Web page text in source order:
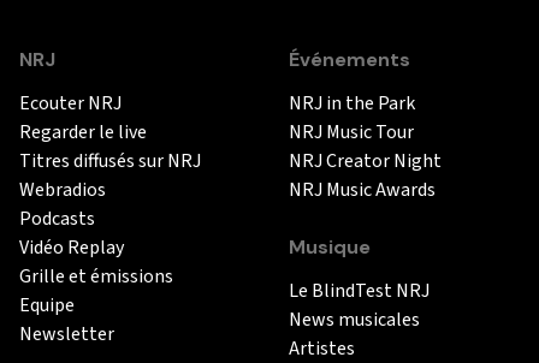
NRJ
Ecouter NRJ
Regarder le live
Titres diffusés sur NRJ
Webradios
Podcasts
Vidéo Replay
Grille et émissions
Equipe
Newsletter
Événements
NRJ in the Park
NRJ Music Tour
NRJ Creator Night
NRJ Music Awards
Musique
Le BlindTest NRJ
News musicales
Artistes